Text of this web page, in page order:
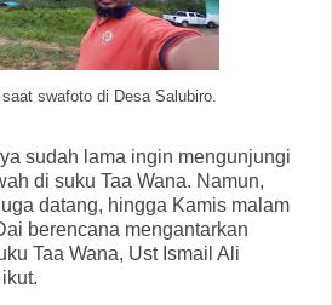
swafoto di Desa Salubiro.
sudah lama ingin mengunjungi
di suku Taa Wana. Namun,
datang, hingga Kamis malam
berencana mengantarkan
Taa Wana, Ust Ismail Ali